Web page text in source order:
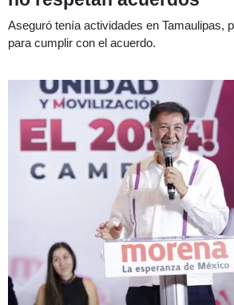
Aseguró tenía actividades en Tamaulipas,
para cumplir con el acuerdo.